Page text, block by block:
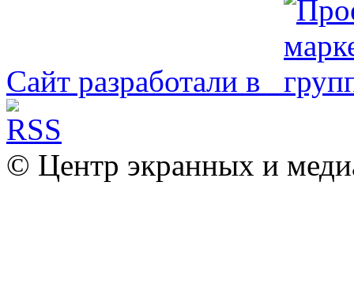
Сайт разработали в
© Центр экранных и